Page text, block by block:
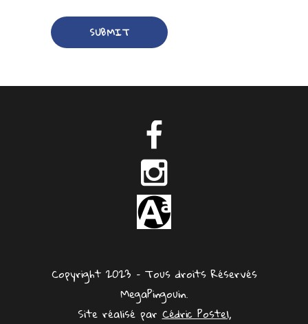
Copyright 2023 – Tous droits Réservés
MegaPingouin.
Site réalisé parCédric Postel,